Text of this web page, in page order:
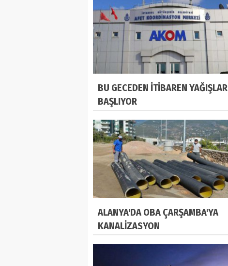
BU GECEDEN İTİBAREN YAĞIŞLAR
BAŞLIYOR
ALANYA'DA OBA ÇARŞAMBA'YA
KANALİZASYON